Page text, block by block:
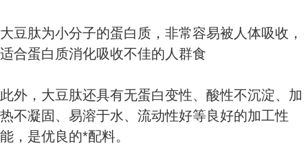
大豆肽为小分子的蛋白质，非常容易被人体吸收，
适合蛋白质消化吸收不佳的人群食
此外，大豆肽还具有无蛋白变性、酸性不沉淀、加
热不凝固、易溶于水、流动性好等良好的加工性
能，是优良的*配料。